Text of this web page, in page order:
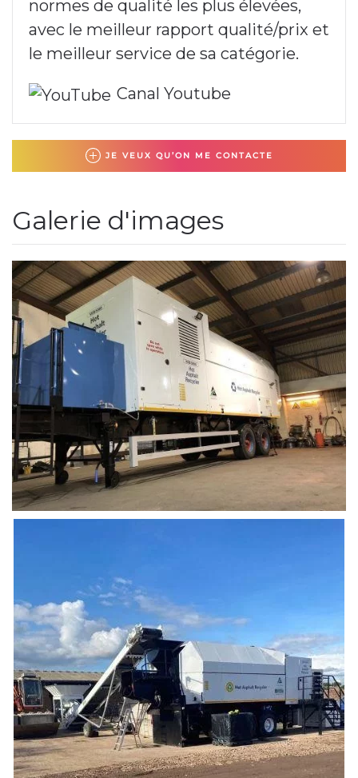
normes de qualité les plus élevées,
avec le meilleur rapport qualité/prix et
le meilleur service de sa catégorie.
Canal Youtube
JE VEUX QU’ON ME CONTACTE
Galerie d'images